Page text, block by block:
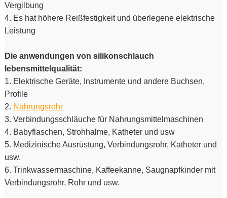
Vergilbung
4. Es hat höhere Reißfestigkeit und überlegene elektrische
Leistung
Die anwendungen von silikonschlauch
lebensmittelqualität:
1. Elektrische Geräte, Instrumente und andere Buchsen,
Profile
2. Nahrungsrohr
3. Verbindungsschläuche für Nahrungsmittelmaschinen
4. Babyflaschen, Strohhalme, Katheter und usw
5. Medizinische Ausrüstung, Verbindungsrohr, Katheter und
usw.
6. Trinkwassermaschine, Kaffeekanne, Saugnapfkinder mit
Verbindungsrohr, Rohr und usw.